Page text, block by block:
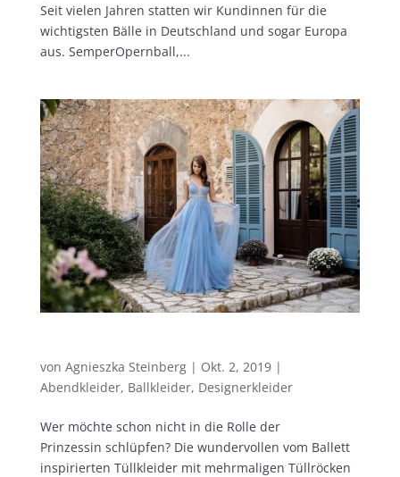
Seit vielen Jahren statten wir Kundinnen für die
wichtigsten Bälle in Deutschland und sogar Europa
aus. SemperOpernball,...
von Agnieszka Steinberg| Okt. 2, 2019|
Abendkleider, Ballkleider, Designerkleider
Wer möchte schon nicht in die Rolle der
Prinzessin schlüpfen? Die wundervollen vom Ballett
inspirierten Tüllkleider mit mehrmaligen Tüllröcken